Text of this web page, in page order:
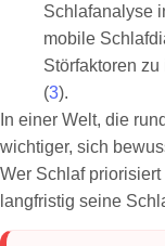
Schlafanalyse
mobile
Störfaktoren
(3).
In einer Welt, die
wichtiger, sich
Wer Schlaf
langfristig seine